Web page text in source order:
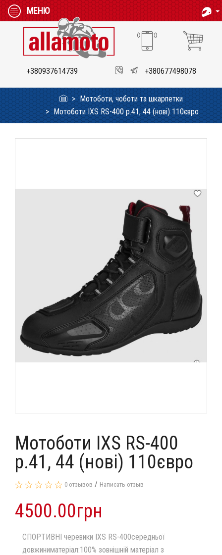
МЕНЮ
+380937614739 +380677498078
Мотоботи, чоботи та шкарпетки
Мотоботи IXS RS-400 p.41, 44 (нові) 110євро
Мотоботи IXS RS-400
p.41, 44 (нові) 110євро
0 отзывов / Написать отзыв
4500.00грн
СПОРТИВНІ черевики IXS RS-400середньої
довжиниматеріал:100% зовнішній матеріал з